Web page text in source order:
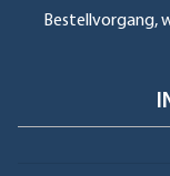
Bestellvorgang,